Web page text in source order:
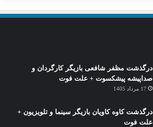
درگذشت مظفر شافعی بازیگر کارگردان و
صداپیشه پیشکسوت + علت فوت
17 مرداد 1405
درگذشت کاوه کاویان بازیگر سینما و تلویزیون +
علت فوت